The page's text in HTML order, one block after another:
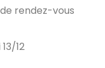
rendez-vous
12